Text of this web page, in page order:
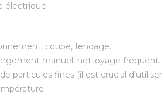
électrique.
coupe, fendage.
manuel, nettoyage fréquent.
particules fines (il est crucial